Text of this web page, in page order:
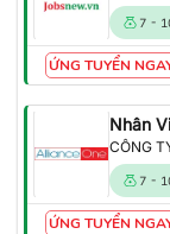
7 -
ỨNG TUYỂN
Nhân
7 -
ỨNG TUYỂN